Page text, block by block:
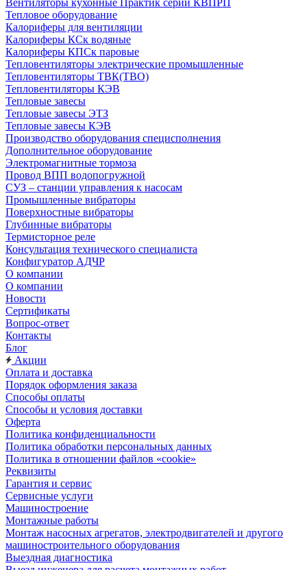
Вентиляторы кухонные Практик серии КВПРП
Тепловое оборудование
Калориферы для вентиляции
Калориферы КСк водяные
Калориферы КПСк паровые
Тепловентиляторы электрические промышленные
Тепловентиляторы ТВК(ТВО)
Тепловентиляторы КЭВ
Тепловые завесы
Тепловые завесы ЭТЗ
Тепловые завесы КЭВ
Производство оборудования специсполнения
Дополнительное оборудование
Электромагнитные тормоза
Провод ВПП водопогружной
СУЗ – станции управления к насосам
Промышленные вибраторы
Поверхностные вибраторы
Глубинные вибраторы
Термисторное реле
Консультация технического специалиста
Конфигуратор АДЧР
О компании
О компании
Новости
Сертификаты
Вопрос-ответ
Контакты
Блог
Акции
Оплата и доставка
Порядок оформления заказа
Способы оплаты
Способы и условия доставки
Оферта
Политика конфиденциальности
Политика обработки персональных данных
Политика в отношении файлов «cookie»
Реквизиты
Гарантия и сервис
Сервисные услуги
Машиностроение
Монтажные работы
Монтаж насосных агрегатов, электродвигателей и другого
машиностроительного оборудования
Выездная диагностика